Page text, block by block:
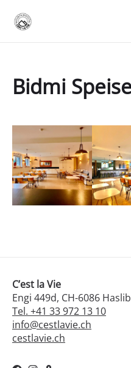
Bidmi
C’est la Vie
Engi 449d, CH-6086
Tel. +41 33 972 13 10
info@cestlavie.ch
cestlavie.ch